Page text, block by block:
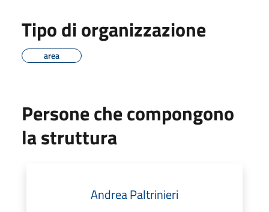
Tipo di organizzazione
area
Persone che compongono
la struttura
Andrea Paltrinieri